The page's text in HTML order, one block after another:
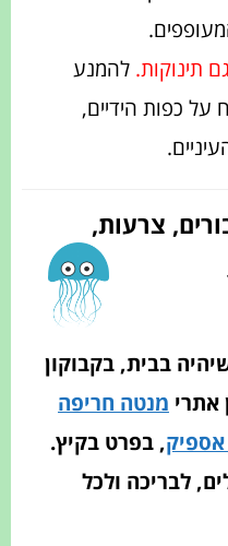
תינוקות. להמנע
על כפות הידיים,
צרעות,
בים?
בבית, בקבוקון
אתרי מנטה חריפה
, בפרט בקיץ.
לבריכה ולכל